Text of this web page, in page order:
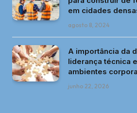
em cidades
agosto 8, 2024
A importância da
liderança técnica
ambientes
junho 22, 2026